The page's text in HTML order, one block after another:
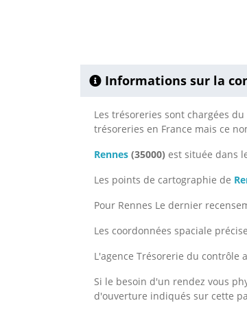
Informations sur la
Les trésoreries sont chargées
trésoreries en France mais ce
Rennes (35000) est située dans
Les points de cartographie de
Pour Rennes Le dernier
Les coordonnées spaciale
L'agence Trésorerie du contrôle
Si le besoin d'un rendez vous
d'ouverture indiqués sur cette